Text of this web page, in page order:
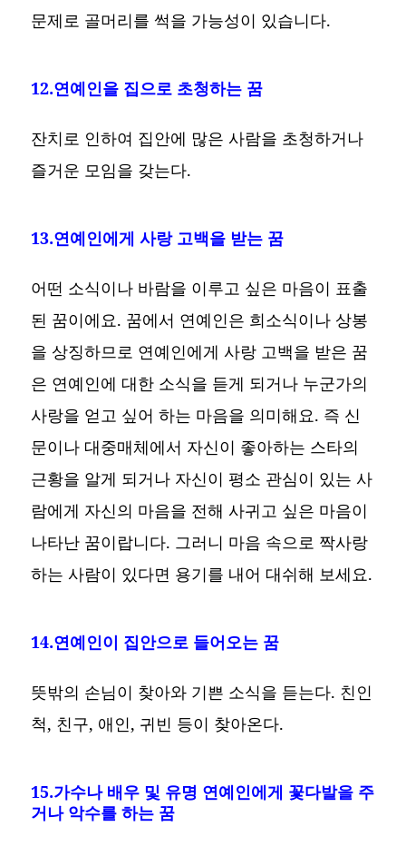
문제로 골머리를 썩을 가능성이 있습니다.
12.연예인을 집으로 초청하는 꿈
잔치로 인하여 집안에 많은 사람을 초청하거나
즐거운 모임을 갖는다.
13.연예인에게 사랑 고백을 받는 꿈
어떤 소식이나 바람을 이루고 싶은 마음이 표출
된 꿈이에요. 꿈에서 연예인은 희소식이나 상봉
을 상징하므로 연예인에게 사랑 고백을 받은 꿈
은 연예인에 대한 소식을 듣게 되거나 누군가의
사랑을 얻고 싶어 하는 마음을 의미해요. 즉 신
문이나 대중매체에서 자신이 좋아하는 스타의
근황을 알게 되거나 자신이 평소 관심이 있는 사
람에게 자신의 마음을 전해 사귀고 싶은 마음이
나타난 꿈이랍니다. 그러니 마음 속으로 짝사랑
하는 사람이 있다면 용기를 내어 대쉬해 보세요.
14.연예인이 집안으로 들어오는 꿈
뜻밖의 손님이 찾아와 기쁜 소식을 듣는다. 친인
척, 친구, 애인, 귀빈 등이 찾아온다.
15.가수나 배우 및 유명 연예인에게 꽃다발을 주
거나 악수를 하는 꿈